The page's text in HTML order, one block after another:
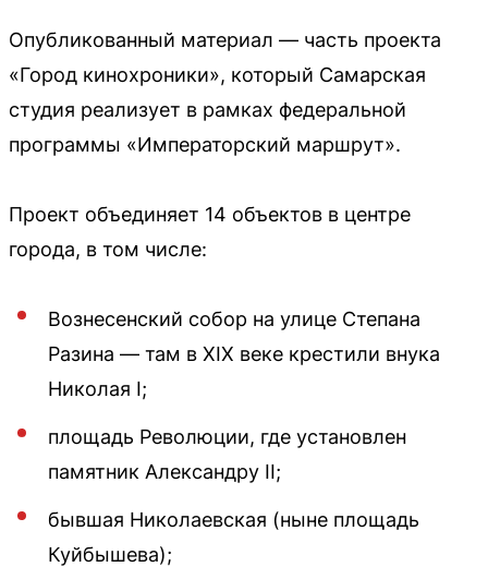
Опубликованный материал — часть проекта
«Город кинохроники», который Самарская
студия реализует в рамках федеральной
программы «Императорский маршрут».
Проект объединяет 14 объектов в центре
города, в том числе:
Вознесенский собор на улице Степана
Разина — там в XIX веке крестили внука
Николая I;
площадь Революции, где установлен
памятник Александру II;
бывшая Николаевская (ныне площадь
Куйбышева);